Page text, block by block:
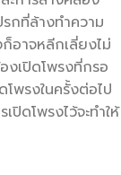
กที่ล้างทำความ
อาจหลีกเลี่ยงไม่
งเปิดโพรงที่กรอ
โพรงในครั้งต่อไป
ปิดโพรงไว้จะทำให้